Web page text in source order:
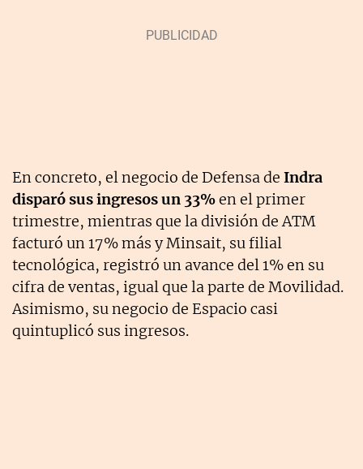
En concreto, el negocio de Defensa de Indra
disparó sus ingresos un 33%en el primer
trimestre, mientras que la división de ATM
facturó un 17% más y Minsait, su filial
tecnológica, registró un avance del 1% en su
cifra de ventas, igual que la parte de Movilidad.
Asimismo, su negocio de Espacio casi
quintuplicó sus ingresos.